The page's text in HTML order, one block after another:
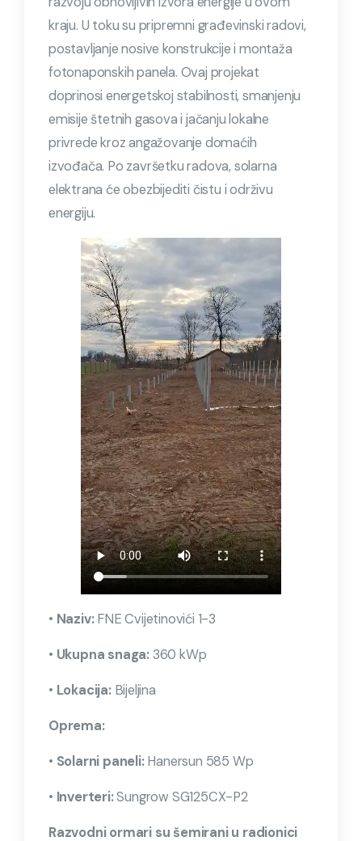
kraju. U toku su pripremni građevinski radovi,
postavljanje nosive konstrukcije i montaža
fotonaponskih panela. Ovaj projekat
doprinosi energetskoj stabilnosti, smanjenju
emisije štetnih gasova i jačanju lokalne
privrede kroz angažovanje domaćih
izvođača. Po završetku radova, solarna
elektrana će obezbijediti čistu i održivu
energiju.
• Naziv:FNE Cvijetinovići 1-3
• Ukupna snaga: 360 kWp
• Lokacija:Bijeljina
Oprema:
• Solarni paneli:Hanersun 585 Wp
• Inverteri:Sungrow SG125CX-P2
Razvodni ormari su šemirani u radionici